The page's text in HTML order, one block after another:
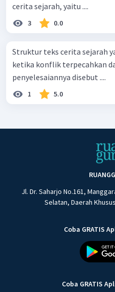
cerita sejarah, yaitu ....
3 0.0
Struktur teks cerita sejarah
ketika konflik terpecahkan
penyelesaiannya disebut ....
1 5.0
Jl. Dr. Saharjo No.161,
Selatan, Daerah
Coba GRATIS
Coba GRATIS